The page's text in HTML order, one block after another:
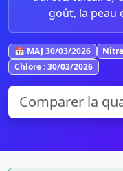
goût, la peau
📅 MAJ 30/03/2026
Chlore : 30/03/2026